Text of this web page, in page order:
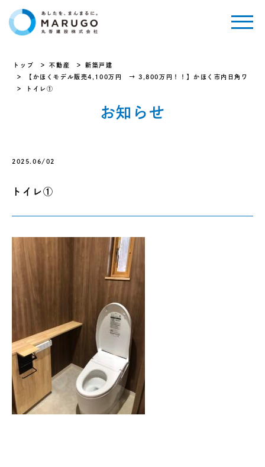
トップ 不動産
新築戸建
【かほくモデル販売4,100万円 → 3,800万円！！】かほく市内日角ワ
トイレ①
お知らせ
2025.06/02
トイレ①